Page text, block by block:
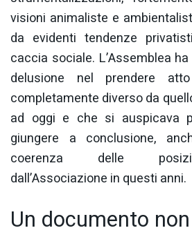
visioni animaliste e
da evidenti tendenze
caccia sociale. L’Assemblea
delusione nel prendere
completamente diverso da
ad oggi e che si auspicava
giungere a conclusione,
coerenza delle
dall’Associazione in questi anni.
Un documento